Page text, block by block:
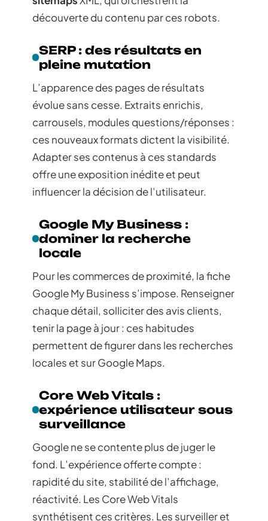
découverte du contenu par ces robots.
SERP : des résultats en
pleine mutation
L’apparence des pages de résultats
évolue sans cesse. Extraits enrichis,
carrousels, modules questions/réponses :
ces nouveaux formats dictent la visibilité.
Adapter ses contenus à ces standards
offre une exposition inédite et peut
influencer la décision de l’utilisateur.
Google My Business :
dominer la recherche
locale
Pour les commerces de proximité, la fiche
Google My Business s’impose. Renseigner
chaque détail, solliciter des avis clients,
tenir la page à jour : ces habitudes
permettent de figurer dans les recherches
locales et sur Google Maps.
Core Web Vitals :
expérience utilisateur sous
surveillance
Google ne se contente plus de juger le
fond. L’expérience offerte compte :
rapidité du site, stabilité de l’affichage,
réactivité. Les Core Web Vitals
synthétisent ces critères. Les surveiller et